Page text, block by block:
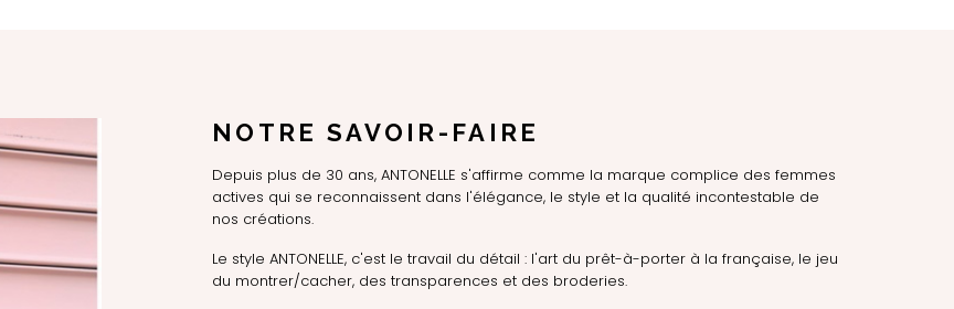
NOTRE SAVOIR-FAIRE
Depuis plus de 30 ans, ANTONELLE s'affirme comme la marque complice des femmes
actives qui se reconnaissent dans l'élégance, le style et la qualité incontestable de
nos créations.
Le style ANTONELLE, c'est le travail du détail : l'art du prêt-à-porter à la française, le jeu
du montrer/cacher, des transparences et des broderies.